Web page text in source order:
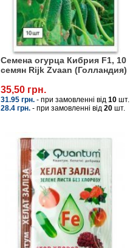
Семена огурца Кибрия F1, 10
семян Rijk Zvaan (Голландия)
35,50 грн.
31.95 грн.- при замовленні від 10шт.
28.4 грн.- при замовленні від 20шт.